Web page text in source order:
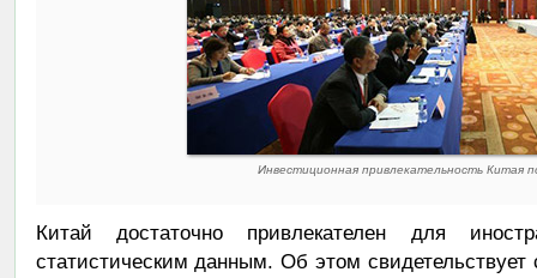
Инвестиционная привлекательность Китая
Китай достаточно привлекателен для
статистическим данным. Об этом